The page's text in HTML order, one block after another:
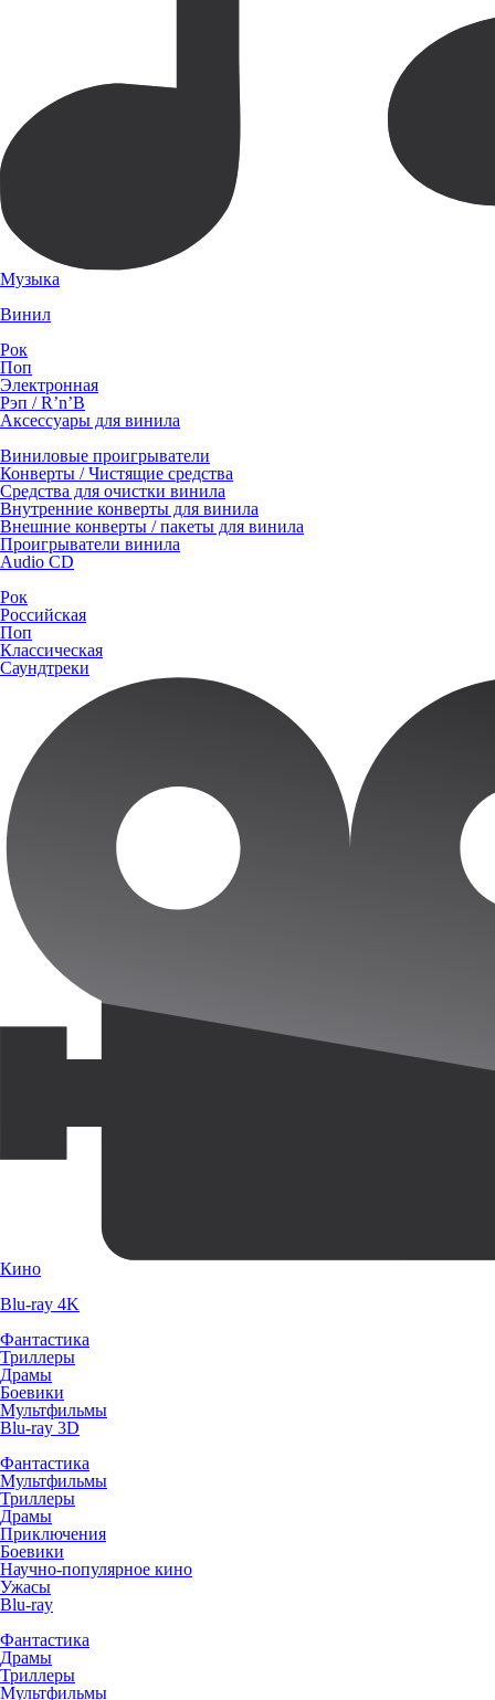
Музыка
Винил
Рок
Поп
Электронная
Рэп / R’n’B
Аксессуары для винила
Виниловые проигрыватели
Конверты / Чистящие средства
Средства для очистки винила
Внутренние конверты для винила
Внешние конверты / пакеты для винила
Проигрыватели винила
Audio CD
Рок
Российская
Поп
Классическая
Саундтреки
Кино
Blu-ray 4K
Фантастика
Триллеры
Драмы
Боевики
Мультфильмы
Blu-ray 3D
Фантастика
Мультфильмы
Триллеры
Драмы
Приключения
Боевики
Научно-популярное кино
Ужасы
Blu-ray
Фантастика
Драмы
Триллеры
Мультфильмы